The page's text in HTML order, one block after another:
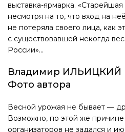
выставка-ярмарка.
несмотря на то, что вход на
не потеряла своего лица, как
с существовавшей некогда
России»…
Владимир ИЛЬИЦКИЙ
Фото автора
Весной урожая не бывает —
Возможно, по этой же
организаторов не задался и